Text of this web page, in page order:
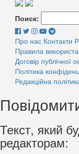
Поиск:
Про нас Контакти
Правила
Договір публічної
Політика
Редакційна
Текст, який
редакторам: